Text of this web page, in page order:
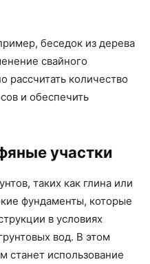
беседок из дерева
свайного
рассчитать количество
и обеспечить
участки
таких как глина или
фундаменты, которые
в условиях
вод. В этом
станет использование